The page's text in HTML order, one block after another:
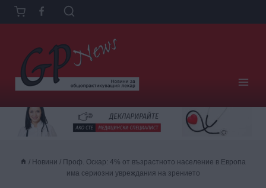
Към
съдържанието
/ Новини / Проф. Оскар: 4% от възрастното население в Европа
има сериозни увреждания на зрението